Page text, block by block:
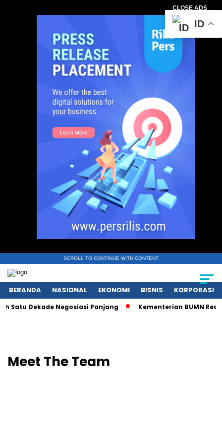
CLOSE ADS
SCROLL TO CONTINUE WITH CONTENT
BERANDA NASIONAL EKONOMI BISNIS KORPORASI
Dekade Negosiasi Panjang Kementerian BUMN
Meet The Team
ID